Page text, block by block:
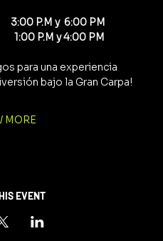
3:00 P.M y  6:00 PM
1:00 P.M y 4:00 PM
para una experiencia
bajo la Gran Carpa!
MORE
EVENT